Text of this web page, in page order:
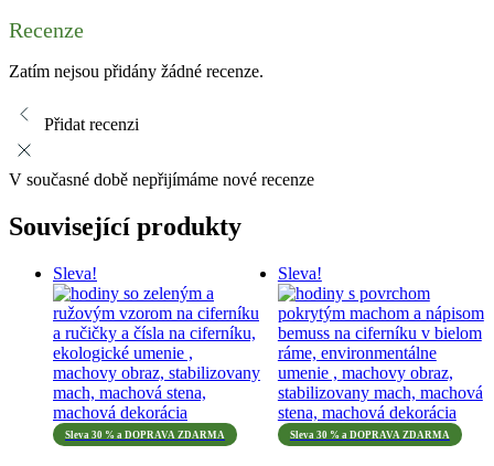
Recenze
Zatím nejsou přidány žádné recenze.
Přidat recenzi
V současné době nepřijímáme nové recenze
Související produkty
Sleva!
Sleva 30 % a DOPRAVA ZDARMA
Sleva!
Sleva 30 % a DOPRAVA ZDARMA